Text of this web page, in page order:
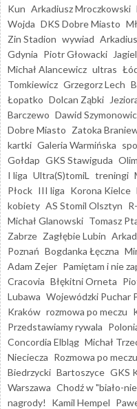
Kun Arkadiusz Mroczkowski
Wojda DKS Dobre Miasto
Zin Stadion wywiad
Gdynia Piotr Głowacki
Michał Alancewicz ultras
Tomkiewicz Grzegorz Lech
Łopatko Dolcan Ząbki
Barczewo Dawid
Dobre Miasto Zatoka
kartki Galeria Warmińska
Gołdap GKS Stawiguda
I liga Ultra(S)tomiL treningi
Płock III liga Korona Kielce
kobiety AS Stomil Olsztyn
Michał Glanowski Tomasz
Zabrze Zagłębie Lubin
Poznań Bogdanka Łęczna
Adam Zejer Pamiętam i nie
Cracovia Błękitni Orneta
Lubawa Wojewódzki Puchar
Kraków rozmowa po meczu
Przedstawiamy rywala
Concordia Elbląg Michał
Nieciecza Rozmowa po meczu
Biedrzycki Bartoszyce GKS
Warszawa Chodź w "biało-
nagrody!
Kamil Hempel